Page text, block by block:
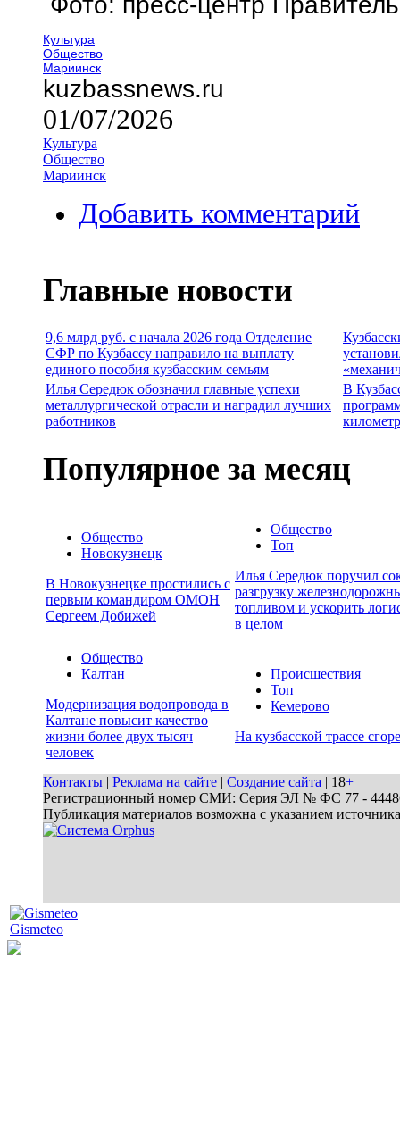
Культура
Общество
Мариинск
kuzbassnews.ru
01/07/2026
Культура
Общество
Мариинск
Добавить комментарий
Главные новости
9,6 млрд руб. с начала 2026 года Отделение
СФР по Кузбассу направило на выплату
единого пособия кузбасским семьям
Илья Середюк обозначил главные успехи
металлургической отрасли и наградил лучших
работников
В
Популярное за месяц
Общество
Новокузнецк
В Новокузнецке простились с
первым командиром ОМОН
Сергеем Добижей
Общество
Топ
Илья Середюк поручил
разгрузку
топливом и ускорить
в целом
Общество
Калтан
Модернизация водопровода в
Калтане повысит качество
жизни более двух тысяч
человек
Происшествия
Топ
Кемерово
На кузбасской трассе
Контакты | Реклама на сайте | Создание сайта | 18+
Регистрационный номер СМИ: Серия ЭЛ № ФС 77 - 44486
Публикация материалов возможна с указанием
Gismeteo